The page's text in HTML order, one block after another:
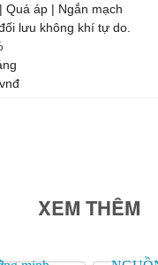
Quá áp | Ngắn mạch
lưu không khí tự do.
XEM THÊM